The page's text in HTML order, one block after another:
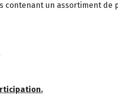
un assortiment de